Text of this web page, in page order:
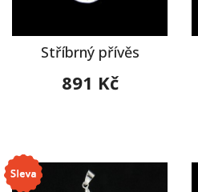
Stříbrný přívěs
891 Kč